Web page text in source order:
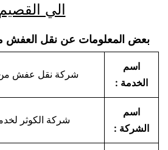
الي القصيم
بعض المعلومات عن نقل العفش
اسم
الخدمة :
شركة نقل عفش من
اسم
الشركة :
شركة الكوثر